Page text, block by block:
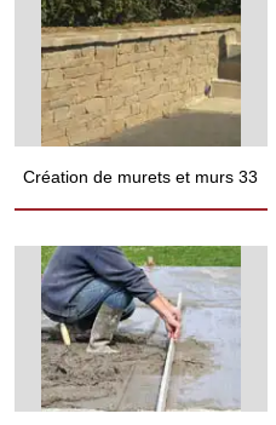
Création de murets et murs 33